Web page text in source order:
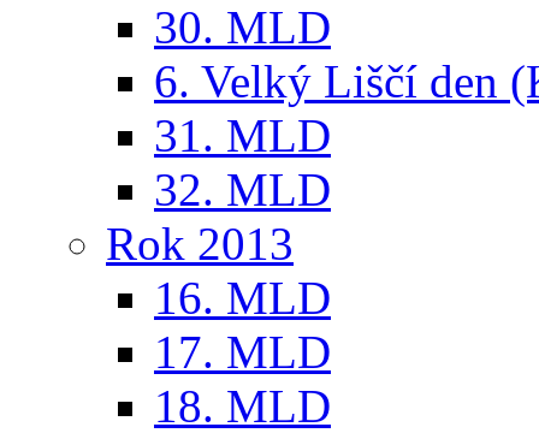
30. MLD
6. Velký Liščí den
31. MLD
32. MLD
Rok 2013
16. MLD
17. MLD
18. MLD